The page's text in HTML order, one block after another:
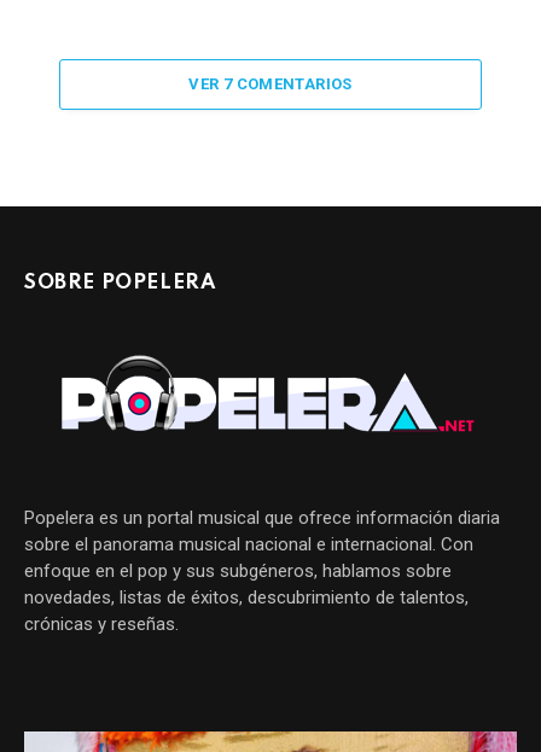
VER 7 COMENTARIOS
SOBRE POPELERA
Popelera es un portal musical que ofrece información diaria
sobre el panorama musical nacional e internacional. Con
enfoque en el pop y sus subgéneros, hablamos sobre
novedades, listas de éxitos, descubrimiento de talentos,
crónicas y reseñas.